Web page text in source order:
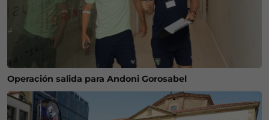
Operación salida para Andoni Gorosabel